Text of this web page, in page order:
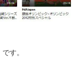
す。